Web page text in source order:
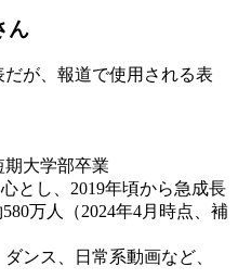
ん
が、報道で使用される表
大学部卒業
とし、2019年頃から急成長
万人（2024年4月時点、補
ンス、日常系動画など、